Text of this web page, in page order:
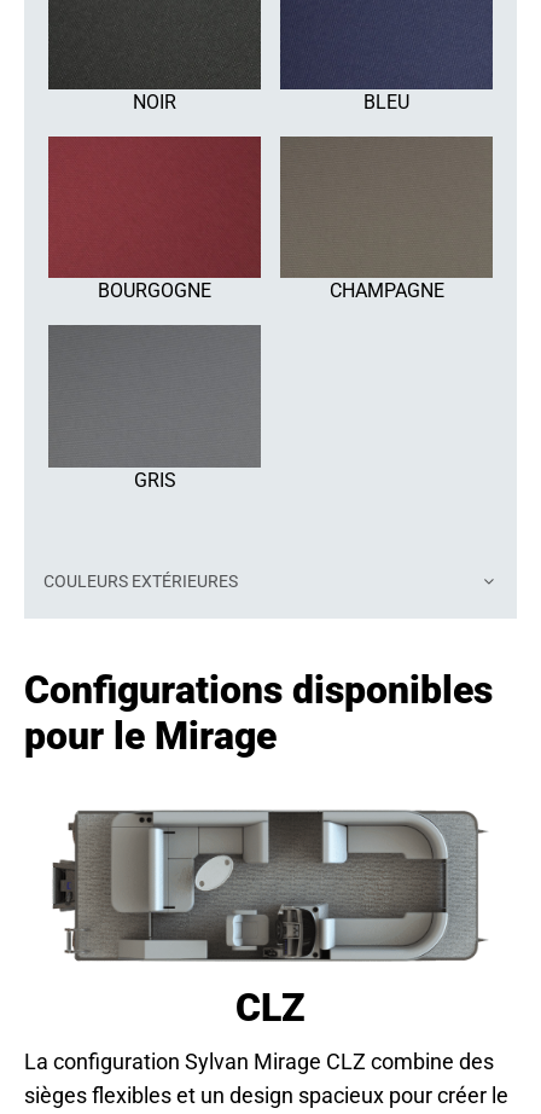
NOIR BLEU
BOURGOGNE CHAMPAGNE
GRIS
COULEURS EXTÉRIEURES
Configurations disponibles
pour le Mirage
CLZ
La configuration Sylvan Mirage CLZ combine des
sièges flexibles et un design spacieux pour créer le